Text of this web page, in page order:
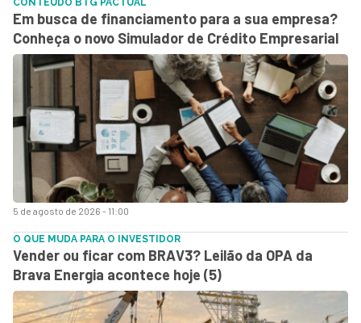
5 de agosto de 2026 - 11:00
CONTEÚDO BTG PACTUAL
Em busca de financiamento para a sua empresa?
Conheça o novo Simulador de Crédito Empresarial
O QUE MUDA PARA O INVESTIDOR
Vender ou ficar com BRAV3? Leilão da OPA da
Brava Energia acontece hoje (5)